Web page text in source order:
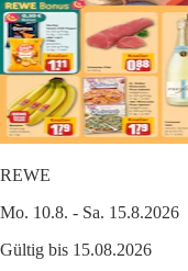
REWE
Mo. 10.8. - Sa. 15.8.2026
Gültig bis 15.08.2026